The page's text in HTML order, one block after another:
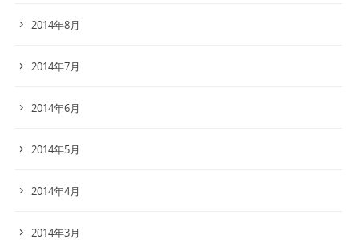
2014年8月
2014年7月
2014年6月
2014年5月
2014年4月
2014年3月